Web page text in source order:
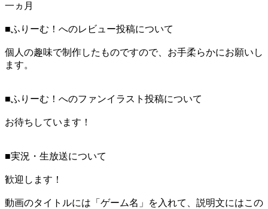
一ヵ月
■ふりーむ！へのレビュー投稿について
個人の趣味で制作したものですので、お手柔らかにお願いし
ます。
■ふりーむ！へのファンイラスト投稿について
お待ちしています！
■実況・生放送について
歓迎します！
動画のタイトルには「ゲーム名」を入れて、説明文にはこの